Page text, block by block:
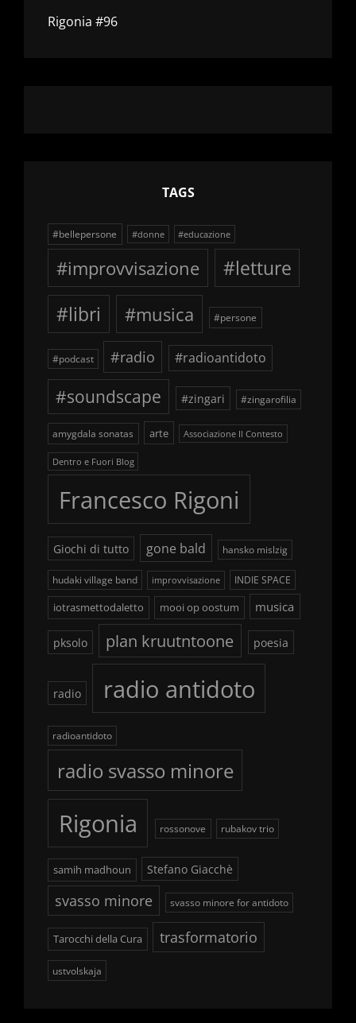
Rigonia #96
TAGS
#bellepersone #donne #educazione
#improvvisazione
#letture
#libri
#musica #persone
#podcast #radio #radioantidoto
#soundscape #zingari #zingarofilia
amygdala sonatas arte Associazione Il Contesto
Dentro e Fuori Blog
Francesco Rigoni
Giochi di tutto gone bald hansko mislzig
hudaki village band improvvisazione INDIE SPACE
iotrasmettodaletto mooi op oostum musica
pksolo plan kruutntoone poesia
radio radio antidoto
radioantidoto
radio svasso minore
Rigonia rossonove rubakov trio
samih madhoun Stefano Giacchè
svasso minore svasso minore for antidoto
Tarocchi della Cura trasformatorio
ustvolskaja